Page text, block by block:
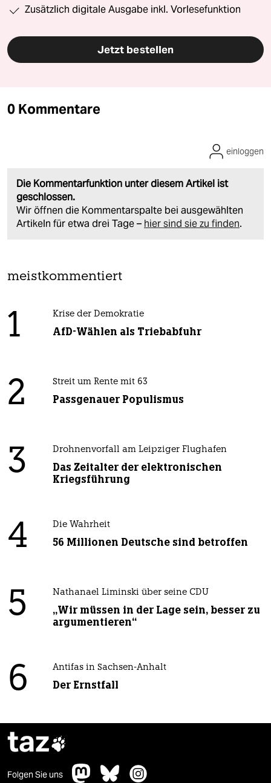
Zusätzlich digitale Ausgabe inkl. Vorlesefunktion
Jetzt bestellen
0 Kommentare
Die Kommentarfunktion unter diesem Artikel ist
geschlossen.
Wir öffnen die Kommentarspalte bei ausgewählten
Artikeln für etwa drei Tage – hier sind sie zu finden.
einloggen
meistkommentiert
1 Krise der Demokratie
AfD-Wählen als Triebabfuhr
2 Streit um Rente mit 63
Passgenauer Populismus
3 Drohnenvorfall am Leipziger Flughafen
Das Zeitalter der elektronischen
Kriegsführung
4 Die Wahrheit
56 Millionen Deutsche sind betroffen
5 Nathanael Liminski über seine CDU
„Wir müssen in der Lage sein, besser zu
argumentieren“
6 Antifas in Sachsen-Anhalt
Der Ernstfall
taz
Folgen Sie uns